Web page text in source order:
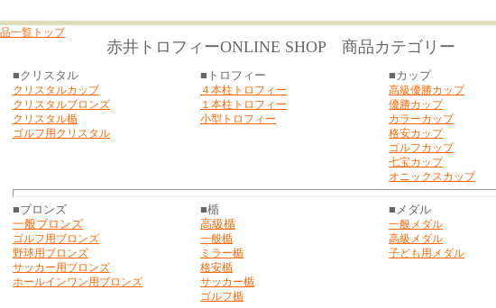
一覧トップ
赤井トロフィーONLINE SHOP 商品カテゴリー
■クリスタル
クリスタルカップ
クリスタルブロンズ
クリスタル楯
ゴルフ用クリスタル
■トロフィー
４本柱トロフィー
１本柱トロフィー
小型トロフィー
■カップ
高級優勝カップ
優勝カップ
カラーカップ
格安カップ
ゴルフカップ
七宝カップ
オニックスカップ
■ブロンズ
一般ブロンズ
ゴルフ用ブロンズ
野球用ブロンズ
サッカー用ブロンズ
ホールインワン用ブロンズ
■楯
高級楯
一般楯
ミラー楯
格安楯
サッカー楯
ゴルフ楯
■メダル
一般メダル
高級メダル
子ども用メダル